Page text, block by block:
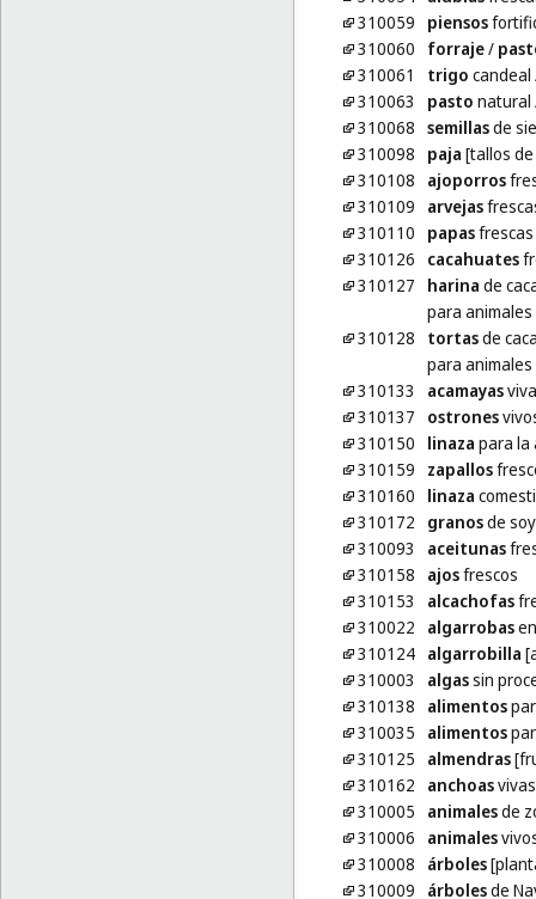
310059
piensos
310060
forraje/
310061
trigo candeal
310063
pasto natural
310068 semillasde
310098
paja [tallos
310108
ajoporros
310109
arvejas
310110
papasfrescas
310126
cacahuates
310127
harina de
para animales
310128
tortasde
para animales
310133
acamayas
310137
ostrones
310150
linaza para la
310159
zapallos
310160
linaza
310172
granosde
310093
aceitunas
310158
ajosfrescos
310153
alcachofas
310022
algarrobas
310124 algarrobilla
310003
algassin
310138
alimentos
310035
alimentos
310125
almendras
310162
anchoasvivas
310005
animalesde
310006
animales
310008
árboles
310009
árbolesde